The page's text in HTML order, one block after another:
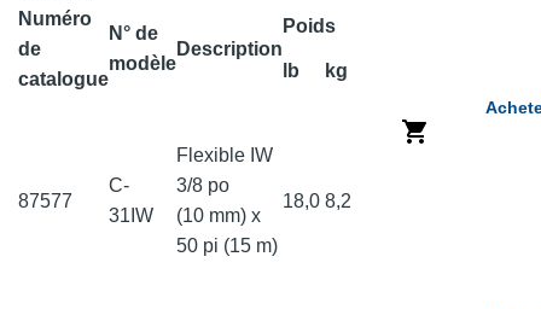
Numéro
de
catalogue
N° de
modèle
Description
Poids
lb kg
87577
C-
31IW
Flexible IW
3/8 po
(10 mm) x
50 pi (15 m)
18,0 8,2